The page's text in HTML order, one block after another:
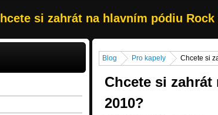
si zahrát na hlavním pódiu Rock
Blog Pro kapely Chcete si
Chcete si
2010?